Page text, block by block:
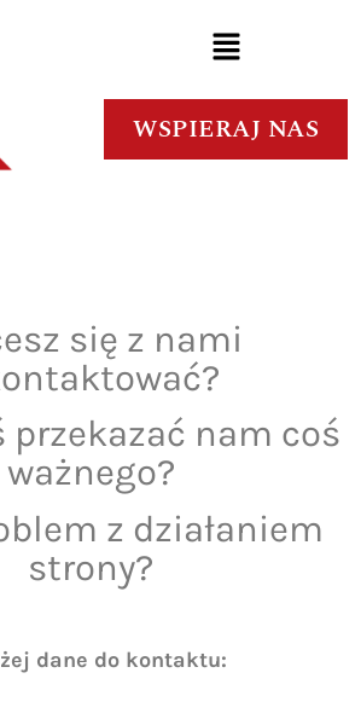
WSPIERAJ NAS
się z nami
przekazać nam coś
ważnego?
z działaniem
strony?
dane do kontaktu: